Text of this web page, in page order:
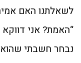
לשאלתנו האם
“האמת? אני
נבחר חשבתי שהוא